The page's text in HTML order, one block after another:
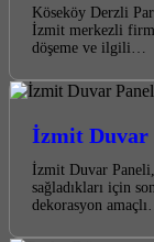
Köseköy Derzli
İzmit merkezli
döşeme ve ilgili…
İzmit Duvar
İzmit Duvar
sağladıkları için
dekorasyon